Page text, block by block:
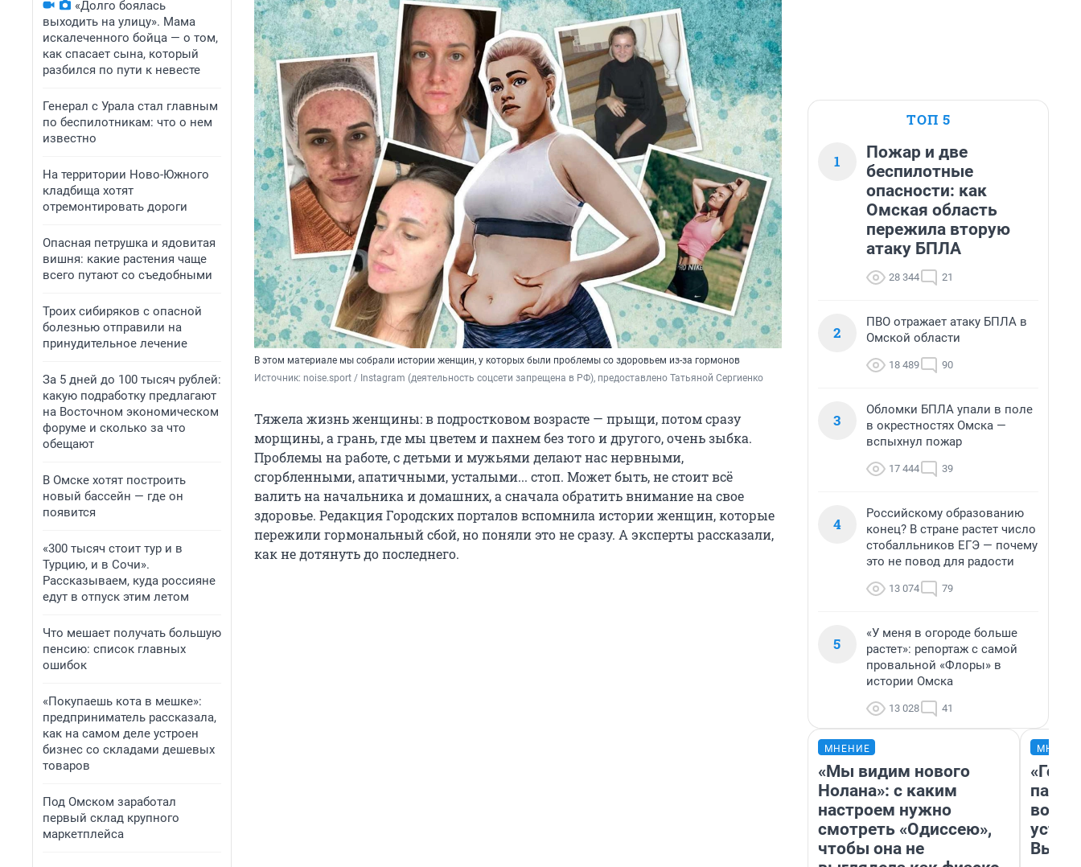
«Долго боялась
выходить на улицу». Мама
искалеченного бойца — о том,
как спасает сына, который
разбился по пути к невесте
Генерал с Урала стал главным
по беспилотникам: что о нем
известно
На территории Ново-Южного
кладбища хотят
отремонтировать дороги
Опасная петрушка и ядовитая
вишня: какие растения чаще
всего путают со съедобными
Троих сибиряков с опасной
болезнью отправили на
принудительное лечение
За 5 дней до 100 тысяч рублей:
какую подработку предлагают
на Восточном экономическом
форуме и сколько за что
обещают
В Омске хотят построить
новый бассейн — где он
появится
«300 тысяч стоит тур и в
Турцию, и в Сочи».
Рассказываем, куда россияне
едут в отпуск этим летом
Что мешает получать большую
пенсию: список главных
ошибок
«Покупаешь кота в мешке»:
предприниматель рассказала,
как на самом деле устроен
бизнес со складами дешевых
товаров
Под Омском заработал
первый склад крупного
маркетплейса
В этом материале мы собрали истории женщин, у которых были проблемы со здоровьем из-за гормонов
Источник: noise.sport / Instagram (деятельность соцсети запрещена в РФ), предоставлено Татьяной Сергиенко
Тяжела жизнь женщины: в подростковом возрасте — прыщи, потом сразу
морщины, а грань, где мы цветем и пахнем без того и другого, очень зыбка.
Проблемы на работе, с детьми и мужьями делают нас нервными,
сгорбленными, апатичными, усталыми... стоп. Может быть, не стоит всё
валить на начальника и домашних, а сначала обратить внимание на свое
здоровье. Редакция Городских порталов вспомнила истории женщин, которые
пережили гормональный сбой, но поняли это не сразу. А эксперты рассказали,
как не дотянуть до последнего.
ТОП 5
1
Пожар и две
беспилотные
опасности: как
Омская область
пережила вторую
атаку БПЛА
28 344 21
2
ПВО отражает атаку БПЛА в
Омской области
18 489 90
3
Обломки БПЛА упали в поле
в окрестностях Омска —
вспыхнул пожар
17 444 39
4
Российскому образованию
конец? В стране растет число
стобалльников ЕГЭ — почему
это не повод для радости
13 074 79
5
«У меня в огороде больше
растет»: репортаж с самой
провальной «Флоры» в
истории Омска
13 028 41
МНЕНИЕ
«Мы видим нового
Нолана»: с каким
настроем нужно
смотреть «Одиссею»,
чтобы она не